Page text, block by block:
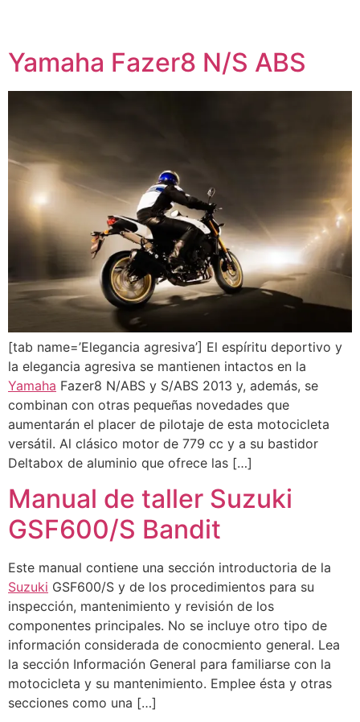
Yamaha Fazer8 N/S ABS
[tab name=’Elegancia agresiva’] El espíritu deportivo y
la elegancia agresiva se mantienen intactos en la
Yamaha Fazer8 N/ABS y S/ABS 2013 y, además, se
combinan con otras pequeñas novedades que
aumentarán el placer de pilotaje de esta motocicleta
versátil. Al clásico motor de 779 cc y a su bastidor
Deltabox de aluminio que ofrece las […]
Manual de taller Suzuki
GSF600/S Bandit
Este manual contiene una sección introductoria de la
Suzuki GSF600/S y de los procedimientos para su
inspección, mantenimiento y revisión de los
componentes principales. No se incluye otro tipo de
información considerada de conocmiento general. Lea
la sección Información General para familiarse con la
motocicleta y su mantenimiento. Emplee ésta y otras
secciones como una […]